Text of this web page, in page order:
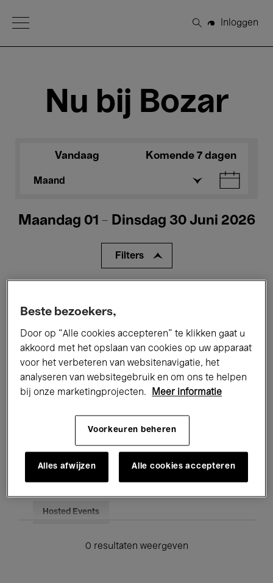
Open Menu
Zoeken
Inloggen
Nu bij Bozar
Vandaag Komende 7 dagen
Maand
Maandag 01 - Dinsdag 30 Juni 2026
Filters
Performances Lezingen & Debatten
Jazz Klassieke Muziek Global Music
Onderwijs Rondleidingen
Hosted Events
0 resultaten weergeven
Beste bezoekers,
Door op “Alle cookies accepteren” te klikken gaat u
akkoord met het opslaan van cookies op uw apparaat
voor het verbeteren van websitenavigatie, het
analyseren van websitegebruik en om ons te helpen
bij onze marketingprojecten.
Meer informatie
Voorkeuren beheren
Alles afwijzen Alle cookies accepteren